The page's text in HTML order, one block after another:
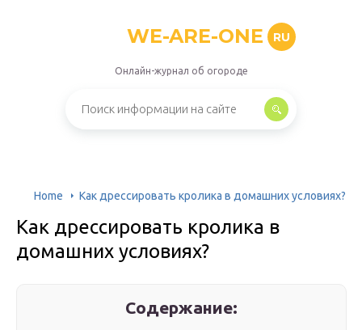
WE-ARE-ONE RU
Онлайн-журнал об огороде
Home Как дрессировать кролика в домашних условиях?
Как дрессировать кролика в
домашних условиях?
Содержание: